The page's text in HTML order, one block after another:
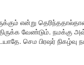
என்று
வேண்டும். நமக்கு
செம பிரஷர் நிகழ்வு